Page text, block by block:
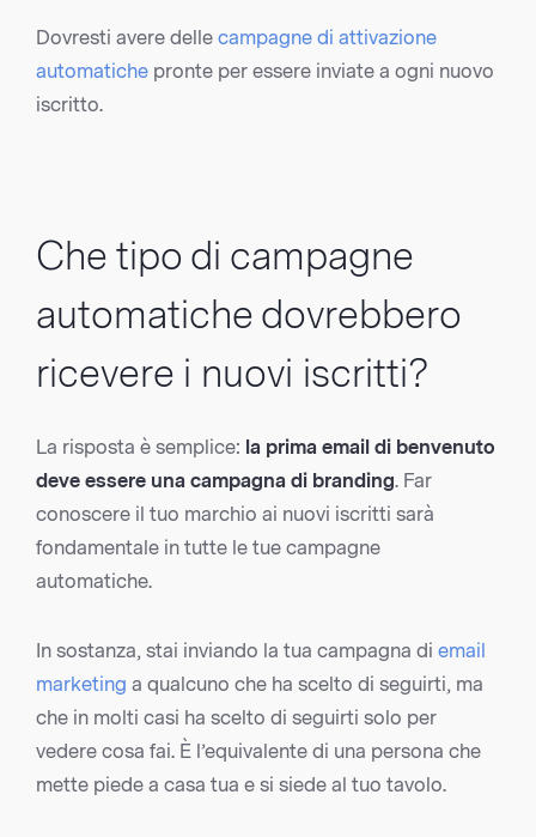
Dovresti avere delle campagne di attivazione
automatiche pronte per essere inviate a ogni nuovo
iscritto.
Che tipo di campagne
automatiche dovrebbero
ricevere i nuovi iscritti?
La risposta è semplice: la prima email di benvenuto
deve essere una campagna di branding. Far
conoscere il tuo marchio ai nuovi iscritti sarà
fondamentale in tutte le tue campagne
automatiche.
In sostanza, stai inviando la tua campagna di email
marketing a qualcuno che ha scelto di seguirti, ma
che in molti casi ha scelto di seguirti solo per
vedere cosa fai. È l’equivalente di una persona che
mette piede a casa tua e si siede al tuo tavolo.